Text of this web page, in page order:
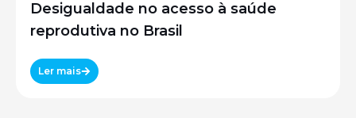
Desigualdade no acesso à saúde
reprodutiva no Brasil
Ler mais